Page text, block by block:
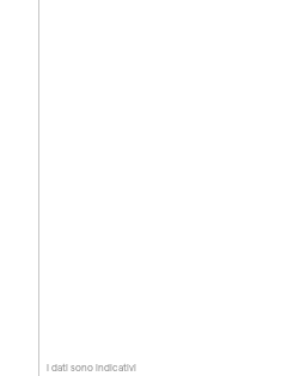
I dati sono indicativi